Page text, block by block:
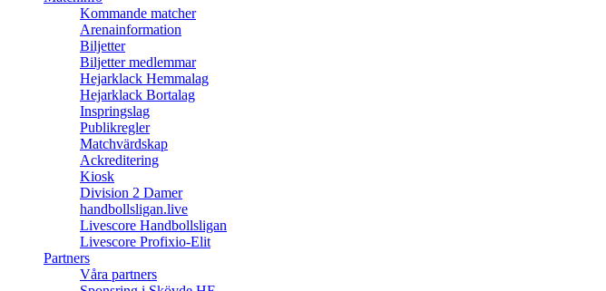
Kommande matcher
Arenainformation
Biljetter
Biljetter medlemmar
Hejarklack Hemmalag
Hejarklack Bortalag
Inspringslag
Publikregler
Matchvärdskap
Ackreditering
Kiosk
Division 2 Damer
handbollsligan.live
Livescore Handbollsligan
Livescore Profixio-Elit
Partners
Våra partners